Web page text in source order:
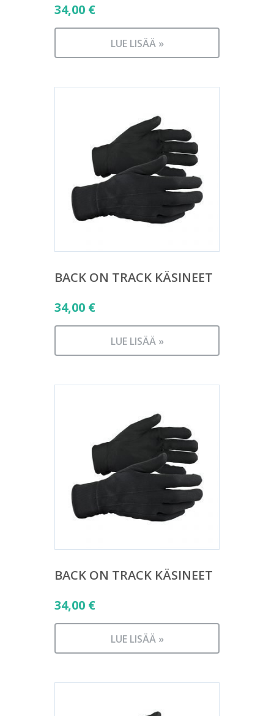
34,00 €
LUE LISÄÄ »
BACK ON TRACK KÄSINEET
34,00 €
LUE LISÄÄ »
BACK ON TRACK KÄSINEET
34,00 €
LUE LISÄÄ »